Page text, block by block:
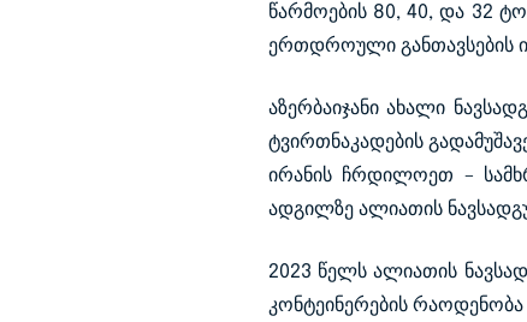
წარმოების 80, 40, და 32
ერთდროული განთავსების
აზერბაიჯანი ახალი
ტვირთნაკადების
ირანის ჩრდილოეთ –
ადგილზე ალიათის
2023 წელს ალიათის
კონტეინერების რაოდენობა